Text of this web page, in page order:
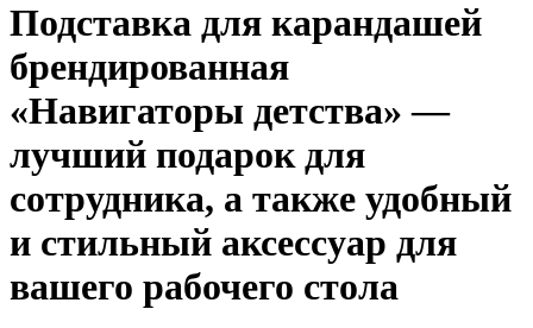
–
Подставка для карандашей
брендированная
«Навигаторы детства» —
лучший подарок для
сотрудника, а также удобный
и стильный аксессуар для
вашего рабочего стола